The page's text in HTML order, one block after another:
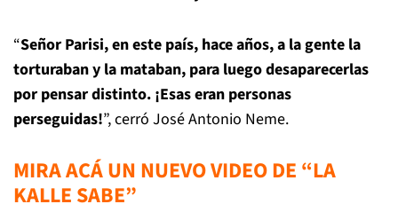
“Señor Parisi, en este país, hace años, a la gente la
torturaban y la mataban, para luego desaparecerlas
por pensar distinto. ¡Esas eran personas
perseguidas!”, cerró José Antonio Neme.
MIRA ACÁ UN NUEVO VIDEO DE “LA
KALLE SABE”